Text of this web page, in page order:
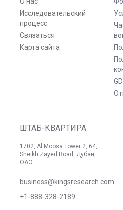
О нас
Исследовательский
процесс
Связаться
Карта сайта
ШТАБ-КВАРТИРА
1702, Al Moosa Tower 2, 64,
Sheikh Zayed Road, Дубай,
ОАЭ
business@kingsresearch.com
+1-888-328-2189